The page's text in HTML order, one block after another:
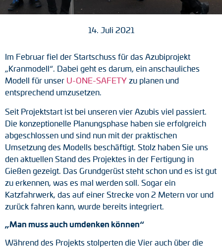
Tacho-Generatoren
LWL-Signalübertragung
Impulsverteiler
Impulsumformer
Handmessgeräte
Kabelschutz
Kupplungen
Zwischenflansche
14. Juli 2021
Im Februar fiel der Startschuss für das Azubiprojekt
„Kranmodell“. Dabei geht es darum, ein anschauliches
Modell für unser U-ONE-SAFETY zu planen und
entsprechend umzusetzen.
Seit Projektstart ist bei unseren vier Azubis viel passiert.
Die konzeptionelle Planungsphase haben sie erfolgreich
abgeschlossen und sind nun mit der praktischen
Umsetzung des Modells beschäftigt. Stolz haben Sie uns
den aktuellen Stand des Projektes in der Fertigung in
Gießen gezeigt. Das Grundgerüst steht schon und es ist gut
zu erkennen, was es mal werden soll. Sogar ein
Katzfahrwerk, das auf einer Strecke von 2 Metern vor und
zurück fahren kann, wurde bereits integriert.
„Man muss auch umdenken können“
Während des Projekts stolperten die Vier auch über die